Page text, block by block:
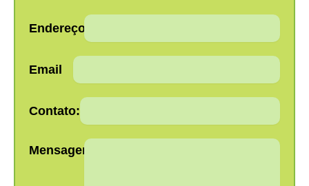
Endereço:
Email
Contato:
Mensagem: